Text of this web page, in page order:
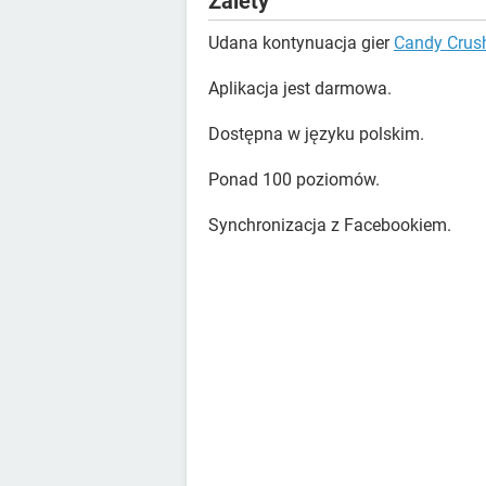
Udana kontynuacja gier Candy
Aplikacja jest darmowa.
Dostępna w języku polskim.
Ponad 100 poziomów.
Synchronizacja z Facebookiem.